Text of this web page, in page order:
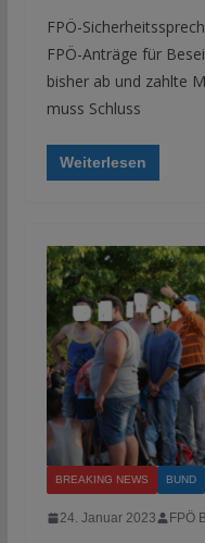
FPÖ-
FPÖ-Anträge für
bisher ab und zahlte
muss Schluss
Weiterlesen
BREAKING NEWS BUND
24. Januar 2023 FPÖ